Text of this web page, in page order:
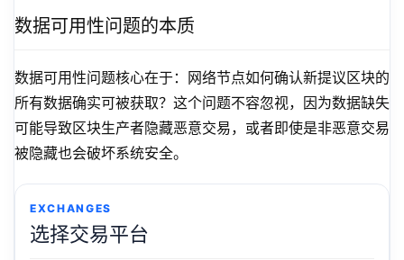
数据可用性问题的本质
数据可用性问题核心在于：网络节点如何确认新提议区块的
所有数据确实可被获取？这个问题不容忽视，因为数据缺失
可能导致区块生产者隐藏恶意交易，或者即使是非恶意交易
被隐藏也会破坏系统安全。
EXCHANGES
选择交易平台